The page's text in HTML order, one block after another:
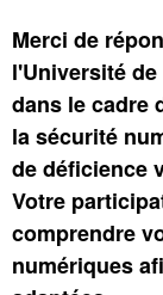
Merci de
l'Université
dans le cadre
la sécurité
de déficience
Votre
comprendre
numériques